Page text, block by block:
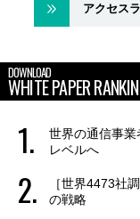
アクセス
DOWNLOAD
WHITE PAPER
世界の通信事
レベルへ
［世界4473社
の戦略